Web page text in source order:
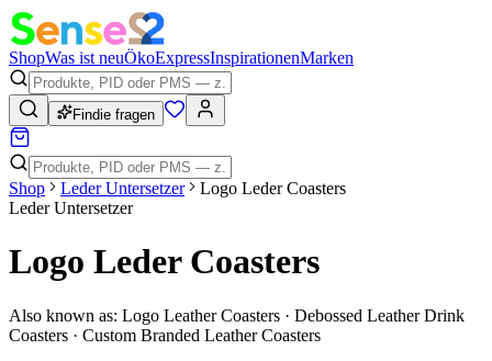
ShopWas ist neuÖkoExpressInspirationenMarken
Findie fragen
Shop Leder Untersetzer
Logo Leder Coasters
Leder Untersetzer
Logo Leder Coasters
Also known as: Logo Leather Coasters · Debossed Leather Drink
Coasters · Custom Branded Leather Coasters